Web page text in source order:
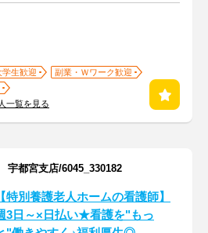
学生歓迎
副業・Ｗワーク歓迎
一覧を見る
都宮支店/6045_330182
【特別養護老人ホームの看護師】
3日～×日払い★看護を"もっ